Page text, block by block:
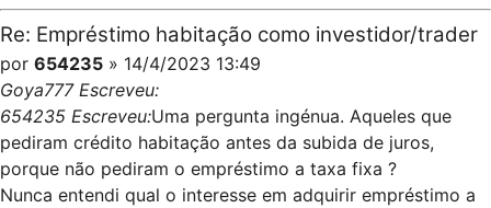
Re: Empréstimo habitação como investidor/trader
por 654235 » 14/4/2023 13:49
Goya777 Escreveu:
654235 Escreveu:Uma pergunta ingénua. Aqueles que
pediram crédito habitação antes da subida de juros,
porque não pediram o empréstimo a taxa fixa ?
Nunca entendi qual o interesse em adquirir empréstimo a